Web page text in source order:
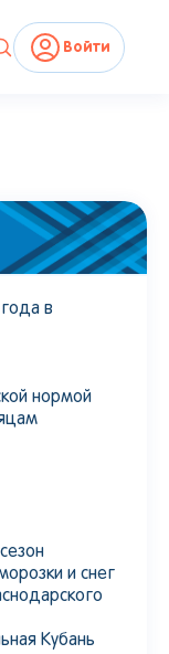
Войти
в
нормой
и снег
Кубань